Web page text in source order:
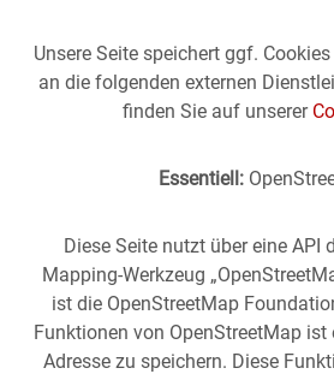
Unsere Seite speichert ggf.
an die folgenden externen
finden Sie auf unserer
Essentiell:
Diese Seite nutzt über eine API
Mapping-Werkzeug
ist die OpenStreetMap
Funktionen von OpenStreetMap ist
Adresse zu speichern. Diese